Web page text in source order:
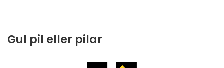
Gul pil eller pilar